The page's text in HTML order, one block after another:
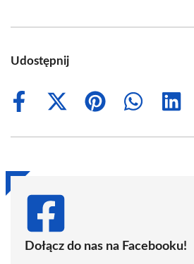
Udostępnij
Share
Share
(Twitter)
Share
Share
Share
Dołącz do nas na Facebooku!